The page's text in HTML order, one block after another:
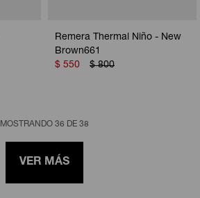
Remera Thermal Niño - New
Brown661
$ 550 $ 800
MOSTRANDO 36 DE 38
VER MÁS